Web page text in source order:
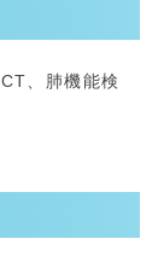
CT 、肺機能検